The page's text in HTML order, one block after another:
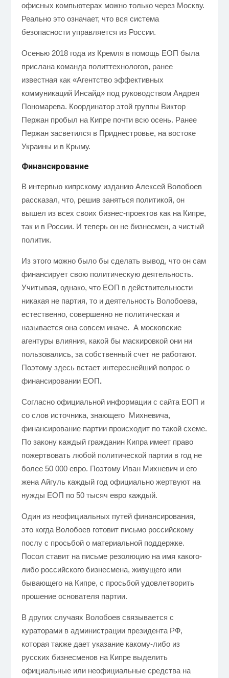
офисных компьютерах можно только через Москву.
Реально это означает, что вся система
безопасности управляется из России.
Осенью 2018 года из Кремля в помощь ЕОП была
прислана команда политтехнологов, ранее
известная как «Агентство эффективных
коммуникаций Инсайд» под руководством Андрея
Пономарева. Координатор этой группы Виктор
Пержан пробыл на Кипре почти всю осень. Ранее
Пержан засветился в Приднестровье, на востоке
Украины и в Крыму.
Финансирование
В интервью кипрскому изданию Алексей Волобоев
рассказал, что, решив заняться политикой, он
вышел из всех своих бизнес-проектов как на Кипре,
так и в России. И теперь он не бизнесмен, а чистый
политик.
Из этого можно было бы сделать вывод, что он сам
финансирует свою политическую деятельность.
Учитывая, однако, что ЕОП в действительности
никакая не партия, то и деятельность Волобоева,
естественно, совершенно не политическая и
называется она совсем иначе. А московские
агентуры влияния, какой бы маскировкой они ни
пользовались, за собственный счет не работают.
Поэтому здесь встает интереснейший вопрос о
финансировании ЕОП.
Согласно официальной информации с сайта ЕОП и
со слов источника, знающего Михневича,
финансирование партии происходит по такой схеме.
По закону каждый гражданин Кипра имеет право
пожертвовать любой политической партии в год не
более 50 000 евро. Поэтому Иван Михневич и его
жена Айгуль каждый год официально жертвуют на
нужды ЕОП по 50 тысяч евро каждый.
Один из неофициальных путей финансирования,
это когда Волобоев готовит письмо российскому
послу с просьбой о материальной поддержке.
Посол ставит на письме резолюцию на имя какого-
либо российского бизнесмена, живущего или
бывающего на Кипре, с просьбой удовлетворить
прошение основателя партии.
В других случаях Волобоев связывается с
кураторами в администрации президента РФ,
которая также дает указание какому-либо из
русских бизнесменов на Кипре выделить
официальные или неофициальные средства на